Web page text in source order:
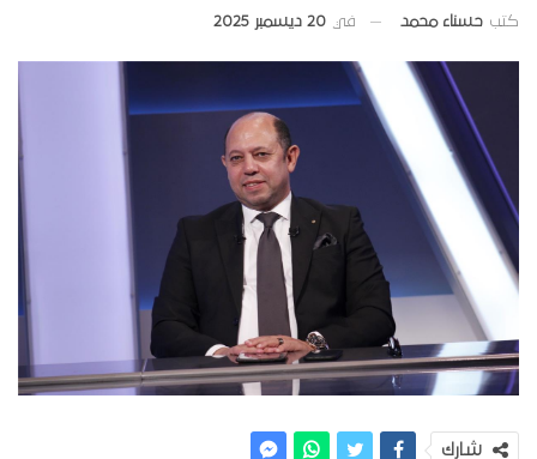
كتب حسناء محمد في 20 ديسمبر 2025
شارك